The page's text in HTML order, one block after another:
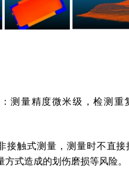
测量精度微米级，检测重
接触式测量，测量时不直接
方式造成的划伤磨损等风险。